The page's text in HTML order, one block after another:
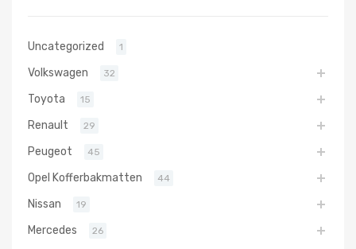
Uncategorized 1
Volkswagen 32
Toyota 15
Renault 29
Peugeot 45
Opel Kofferbakmatten 44
Nissan 19
Mercedes 26